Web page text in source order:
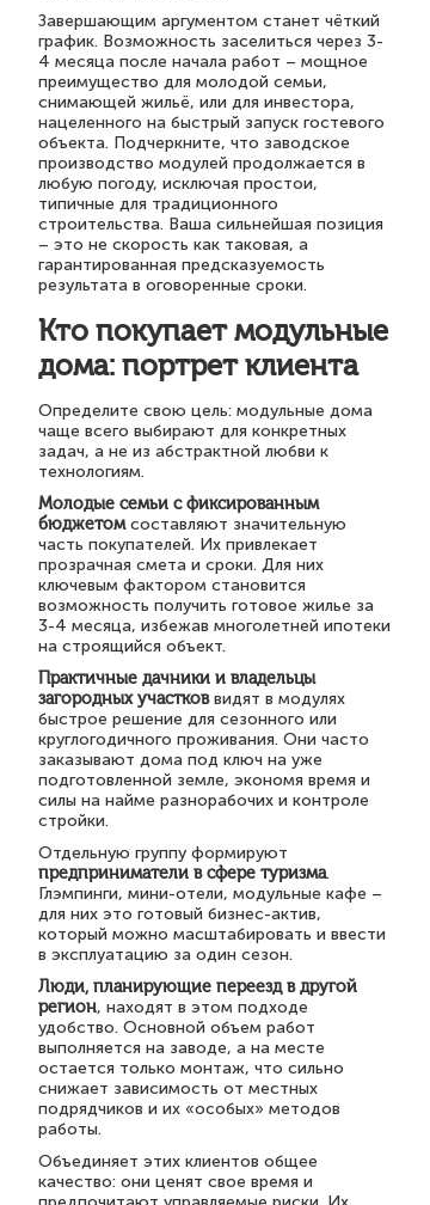
Завершающим аргументом станет чёткий
график. Возможность заселиться через 3-
4 месяца после начала работ – мощное
преимущество для молодой семьи,
снимающей жильё, или для инвестора,
нацеленного на быстрый запуск гостевого
объекта. Подчеркните, что заводское
производство модулей продолжается в
любую погоду, исключая простои,
типичные для традиционного
строительства. Ваша сильнейшая позиция
– это не скорость как таковая, а
гарантированная предсказуемость
результата в оговоренные сроки.
Кто покупает модульные
дома: портрет клиента
Определите свою цель: модульные дома
чаще всего выбирают для конкретных
задач, а не из абстрактной любви к
технологиям.
Молодые семьи с фиксированным
бюджетомсоставляют значительную
часть покупателей. Их привлекает
прозрачная смета и сроки. Для них
ключевым фактором становится
возможность получить готовое жилье за
3-4 месяца, избежав многолетней ипотеки
на строящийся объект.
Практичные дачники и владельцы
загородных участковвидят в модулях
быстрое решение для сезонного или
круглогодичного проживания. Они часто
заказывают дома под ключ на уже
подготовленной земле, экономя время и
силы на найме разнорабочих и контроле
стройки.
Отдельную группу формируют
предприниматели в сфере туризма.
Глэмпинги, мини-отели, модульные кафе –
для них это готовый бизнес-актив,
который можно масштабировать и ввести
в эксплуатацию за один сезон.
Люди, планирующие переезд в другой
регион, находят в этом подходе
удобство. Основной объем работ
выполняется на заводе, а на месте
остается только монтаж, что сильно
снижает зависимость от местных
подрядчиков и их «особых» методов
работы.
Объединяет этих клиентов общее
качество: они ценят свое время и